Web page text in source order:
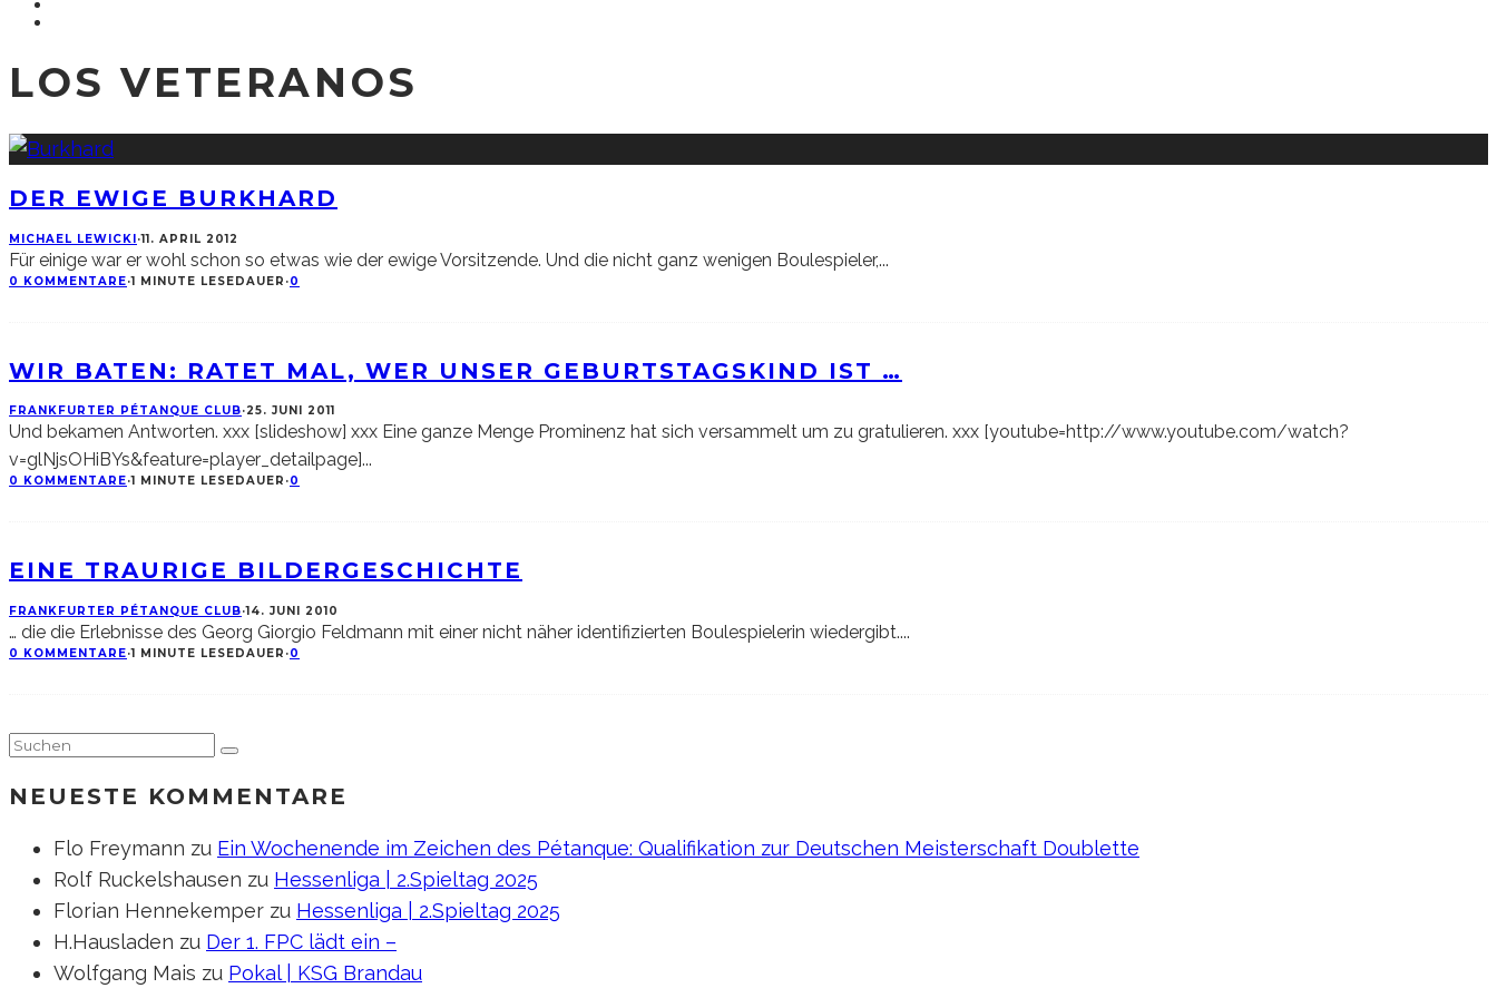
LOS VETERANOS
DER EWIGE BURKHARD
MICHAEL LEWICKI·11. APRIL 2012
Für einige war er wohl schon so etwas wie der ewige Vorsitzende. Und die nicht ganz wenigen Boulespieler,...
0 KOMMENTARE·1 MINUTE LESEDAUER ·0
WIR BATEN: RATET MAL, WER UNSER GEBURTSTAGSKIND IST …
FRANKFURTER PÉTANQUE CLUB·25. JUNI 2011
Und bekamen Antworten. xxx [slideshow] xxx Eine ganze Menge Prominenz hat sich versammelt um zu gratulieren. xxx [youtube=http://www.youtube.com/watch?
v=glNjsOHiBYs&feature=player_detailpage]...
0 KOMMENTARE·1 MINUTE LESEDAUER ·0
EINE TRAURIGE BILDERGESCHICHTE
FRANKFURTER PÉTANQUE CLUB·14. JUNI 2010
… die die Erlebnisse des Georg Giorgio Feldmann mit einer nicht näher identifizierten Boulespielerin wiedergibt....
0 KOMMENTARE·1 MINUTE LESEDAUER ·0
NEUESTE KOMMENTARE
Flo Freymann zu Ein Wochenende im Zeichen des Pétanque: Qualifikation zur Deutschen Meisterschaft Doublette
Rolf Ruckelshausen zu Hessenliga | 2.Spieltag 2025
Florian Hennekemper zu Hessenliga | 2.Spieltag 2025
H.Hausladen zu Der 1. FPC lädt ein –
Wolfgang Mais zu Pokal | KSG Brandau